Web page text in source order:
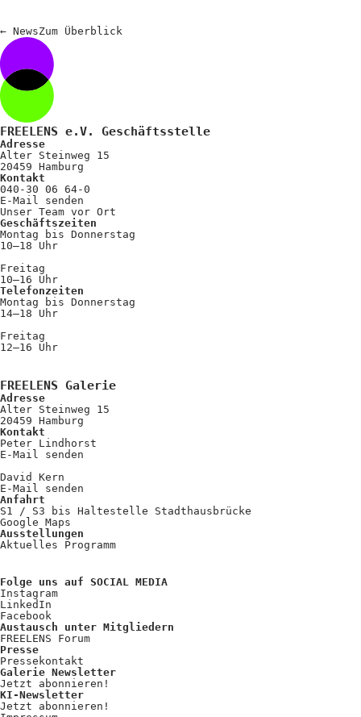
← NewsZum Überblick
FREELENS e.V. Geschäftsstelle
Adresse
Alter Steinweg 15
20459 Hamburg
Kontakt
040-30 06 64-0
E-Mail senden
Unser Team vor Ort
Geschäftszeiten
Montag bis Donnerstag
10–18 Uhr
Freitag
10–16 Uhr
Telefonzeiten
Montag bis Donnerstag
14–18 Uhr
Freitag
12–16 Uhr
FREELENS Galerie
Adresse
Alter Steinweg 15
20459 Hamburg
Kontakt
Peter Lindhorst
E-Mail senden
David Kern
E-Mail senden
Anfahrt
S1 / S3 bis Haltestelle Stadthausbrücke
Google Maps
Ausstellungen
Aktuelles Programm
Folge uns auf SOCIAL MEDIA
Instagram
LinkedIn
Facebook
Austausch unter Mitgliedern
FREELENS Forum
Presse
Pressekontakt
Galerie Newsletter
Jetzt abonnieren!
KI-Newsletter
Jetzt abonnieren!